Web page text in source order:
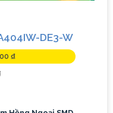
DE3-W
₫